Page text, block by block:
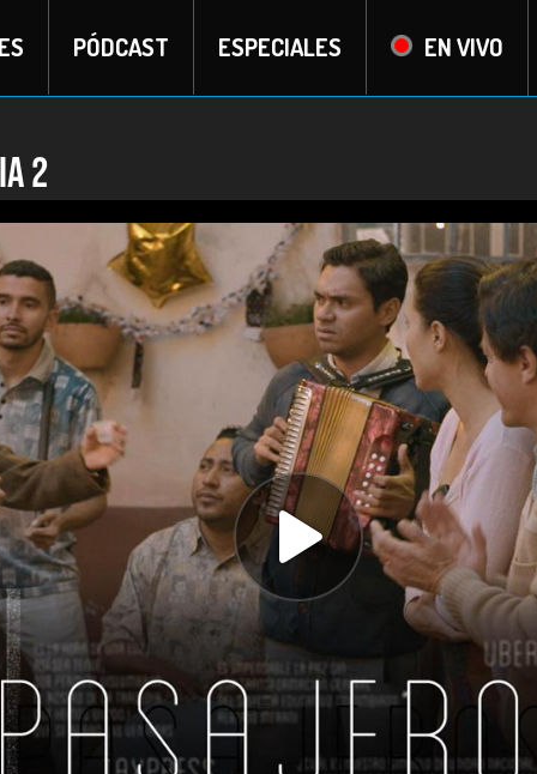
PÓDCAST ESPECIALES EN VIVO
2